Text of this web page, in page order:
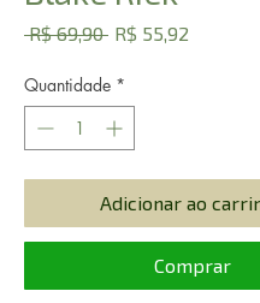
R$ 69,90 Preço
R$ 55,92
Quantidade *
Adicionar ao
Comprar